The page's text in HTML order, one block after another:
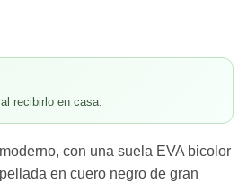
recibirlo en casa.
con una suela EVA bicolor
en cuero negro de gran